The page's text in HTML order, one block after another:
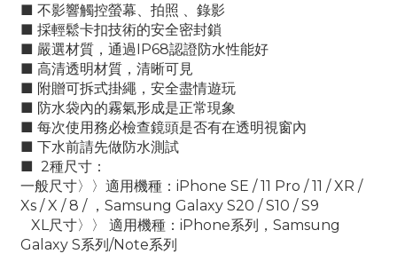
■ 不影響觸控螢幕、拍照 、錄影
■ 採輕鬆卡扣技術的安全密封鎖
■ 嚴選材質，通過IP68認證防水性能好
■ 高清透明材質，清晰可見
■ 附贈可拆式掛繩，安全盡情遊玩
■ 防水袋內的霧氣形成是正常現象
■ 每次使用務必檢查鏡頭是否有在透明視窗內
■ 下水前請先做防水測試
■ 2種尺寸：
一般尺寸〉〉適用機種：iPhone SE / 11 Pro / 11 / XR /
Xs / X / 8 / ，Samsung Galaxy S20 / S10 / S9
XL尺寸〉〉 適用機種：iPhone系列，Samsung
Galaxy S系列/Note系列